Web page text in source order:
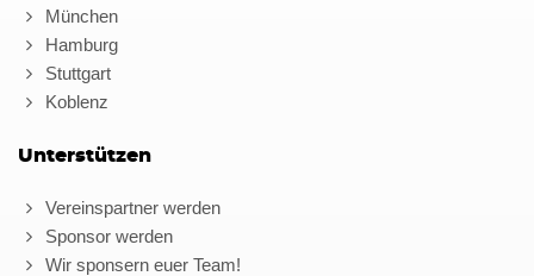
München
Hamburg
Stuttgart
Koblenz
Unterstützen
Vereinspartner werden
Sponsor werden
Wir sponsern euer Team!